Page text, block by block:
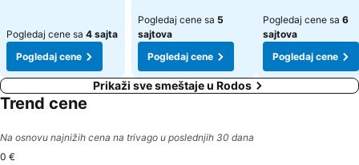
Pogledaj cene sa 4 sajta
Pogledaj cene
Pogledaj cene sa 5
sajtova
Pogledaj cene
Pogledaj cene sa 6
sajtova
Pogledaj cene
Prikaži sve smeštaje u Rodos
Trend cene
Na osnovu najnižih cena na trivago u poslednjih 30 dana
0 €